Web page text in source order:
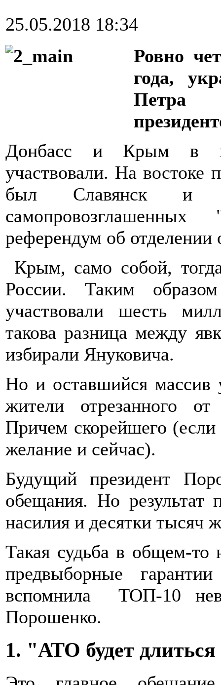
25.05.2018 18:34
Ровно
года,
Донбасс и Крым в
участвовали. На востоке
был Славянск
референдум об
Крым, само собой,
России. Таким
участвовали шесть
такова разница между
избирали Януковича.
Но и оставшийся массив
жители отрезанного
Причем скорейшего (если
желание и сейчас).
Будущий президент
обещания. Но результат
насилия и десятки тысяч
Такая судьба в общем-то
предвыборные
вспомнила ТОП-10
Порошенко.
1. "АТО будет